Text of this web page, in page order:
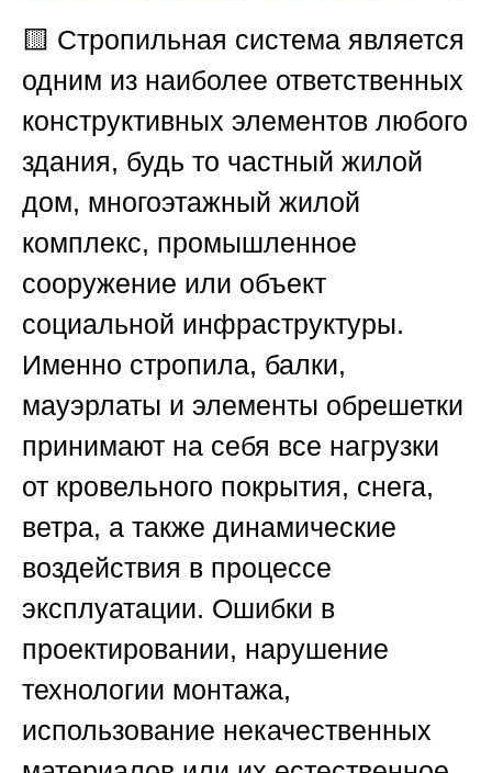
🟨 Стропильная система является
одним из наиболее ответственных
конструктивных элементов любого
здания, будь то частный жилой
дом, многоэтажный жилой
комплекс, промышленное
сооружение или объект
социальной инфраструктуры.
Именно стропила, балки,
мауэрлаты и элементы обрешетки
принимают на себя все нагрузки
от кровельного покрытия, снега,
ветра, а также динамические
воздействия в процессе
эксплуатации. Ошибки в
проектировании, нарушение
технологии монтажа,
использование некачественных